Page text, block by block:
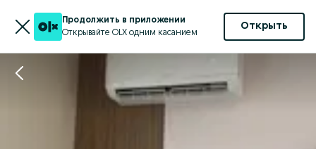
Продолжить в приложении
Открывайте OLX одним касанием
Открыть